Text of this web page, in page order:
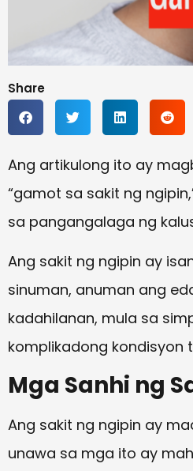
Share
Ang artikulong ito ay
“gamot sa sakit ng
sa pangangalaga ng
Ang sakit ng ngipin ay
sinuman, anuman ang
kadahilanan, mula sa
komplikadong kondisyon
Mga Sanhi ng
Ang sakit ng ngipin ay
unawa sa mga ito ay